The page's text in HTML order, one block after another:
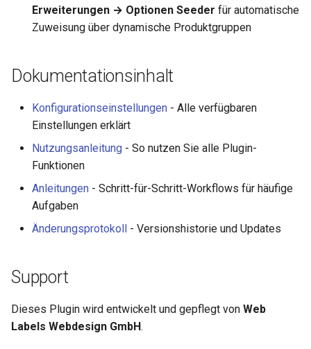
Erweiterungen → Optionen Seeder für automatische
Zuweisung über dynamische Produktgruppen
Dokumentationsinhalt
Konfigurationseinstellungen - Alle verfügbaren
Einstellungen erklärt
Nutzungsanleitung - So nutzen Sie alle Plugin-
Funktionen
Anleitungen - Schritt-für-Schritt-Workflows für häufige
Aufgaben
Änderungsprotokoll - Versionshistorie und Updates
Support
Dieses Plugin wird entwickelt und gepflegt von Web
Labels Webdesign GmbH.